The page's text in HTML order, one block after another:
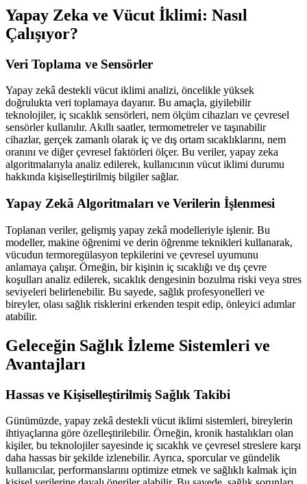
Yapay Zeka ve Vücut İklimi: Nasıl
Çalışıyor?
Veri Toplama ve Sensörler
Yapay zekâ destekli vücut iklimi analizi, öncelikle yüksek
doğrulukta veri toplamaya dayanır. Bu amaçla, giyilebilir
teknolojiler, iç sıcaklık sensörleri, nem ölçüm cihazları ve çevresel
sensörler kullanılır. Akıllı saatler, termometreler ve taşınabilir
cihazlar, gerçek zamanlı olarak iç ve dış ortam sıcaklıklarını, nem
oranını ve diğer çevresel faktörleri ölçer. Bu veriler, yapay zeka
algoritmalarıyla analiz edilerek, kullanıcının vücut iklimi durumu
hakkında kişiselleştirilmiş bilgiler sağlar.
Yapay Zekâ Algoritmaları ve Verilerin İşlenmesi
Toplanan veriler, gelişmiş yapay zekâ modelleriyle işlenir. Bu
modeller, makine öğrenimi ve derin öğrenme teknikleri kullanarak,
vücudun termoregülasyon tepkilerini ve çevresel uyumunu
anlamaya çalışır. Örneğin, bir kişinin iç sıcaklığı ve dış çevre
koşulları analiz edilerek, sıcaklık dengesinin bozulma riski veya stres
seviyeleri belirlenebilir. Bu sayede, sağlık profesyonelleri ve
bireyler, olası sağlık risklerini erkenden tespit edip, önleyici adımlar
atabilir.
Geleceğin Sağlık İzleme Sistemleri ve
Avantajları
Hassas ve Kişiselleştirilmiş Sağlık Takibi
Günümüzde, yapay zekâ destekli vücut iklimi sistemleri, bireylerin
ihtiyaçlarına göre özelleştirilebilir. Örneğin, kronik hastalıkları olan
kişiler, bu teknolojiler sayesinde iç sıcaklık ve çevresel streslere karşı
daha hassas bir şekilde izlenebilir. Ayrıca, sporcular ve gündelik
kullanıcılar, performanslarını optimize etmek ve sağlıklı kalmak için